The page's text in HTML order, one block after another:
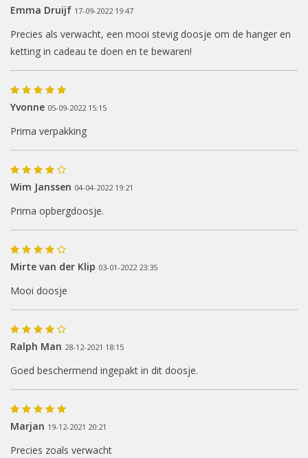
Emma Druijf 17-09-2022 19:47
Precies als verwacht, een mooi stevig doosje om de hanger en
ketting in cadeau te doen en te bewaren!
Yvonne 05-09-2022 15:15
Prima verpakking
Wim Janssen 04-04-2022 19:21
Prima opbergdoosje.
Mirte van der Klip 03-01-2022 23:35
Mooi doosje
Ralph Man 28-12-2021 18:15
Goed beschermend ingepakt in dit doosje.
Marjan 19-12-2021 20:21
Precies zoals verwacht